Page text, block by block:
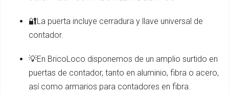
🔐La puerta incluye cerradura y llave universal de
contador.
💡En BricoLoco disponemos de un amplio surtido en
puertas de contador, tanto en aluminio, fibra o acero,
así como armarios para contadores en fibra.